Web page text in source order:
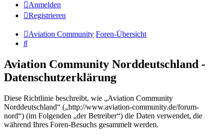
Anmelden
Registrieren
Aviation Community Foren-Übersicht
Suche
Aviation Community Norddeutschland -
Datenschutzerklärung
Diese Richtlinie beschreibt, wie „Aviation Community
Norddeutschland“ („http://www.aviation-community.de/forum-
nord“) (im Folgenden „der Betreiber“) die Daten verwendet, die
während Ihres Foren-Besuchs gesammelt werden.